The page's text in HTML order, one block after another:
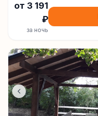
от 3 191
₽
за ночь